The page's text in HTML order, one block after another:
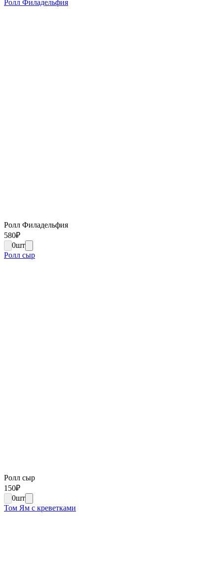
Ролл Филадельфия
Ролл Филадельфия
580₽
0шт
Ролл сыр
Ролл сыр
150₽
0шт
Том Ям с креветками